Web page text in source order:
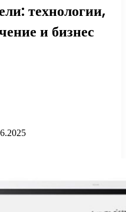
технологии,
и бизнес